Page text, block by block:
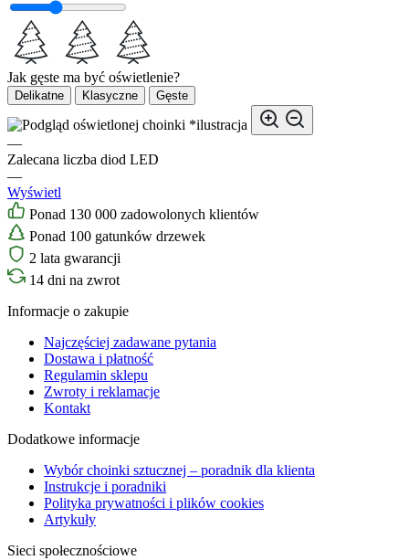
Jak gęste ma być oświetlenie?
Delikatne Klasyczne Gęste
*ilustracja
—
Zalecana liczba diod LED
—
Wyświetl
Ponad 130 000 zadowolonych klientów
Ponad 100 gatunków drzewek
2 lata gwarancji
14 dni na zwrot
Informacje o zakupie
Najczęściej zadawane pytania
Dostawa i płatność
Regulamin sklepu
Zwroty i reklamacje
Kontakt
Dodatkowe informacje
Wybór choinki sztucznej – poradnik dla klienta
Instrukcje i poradniki
Polityka prywatności i plików cookies
Artykuły
Sieci społecznościowe